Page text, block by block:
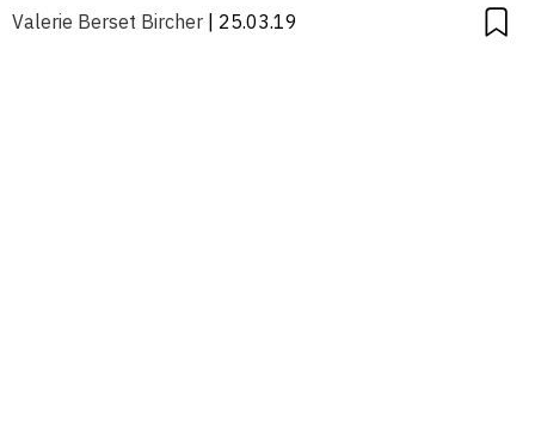
Valerie Berset Bircher | 25.03.19